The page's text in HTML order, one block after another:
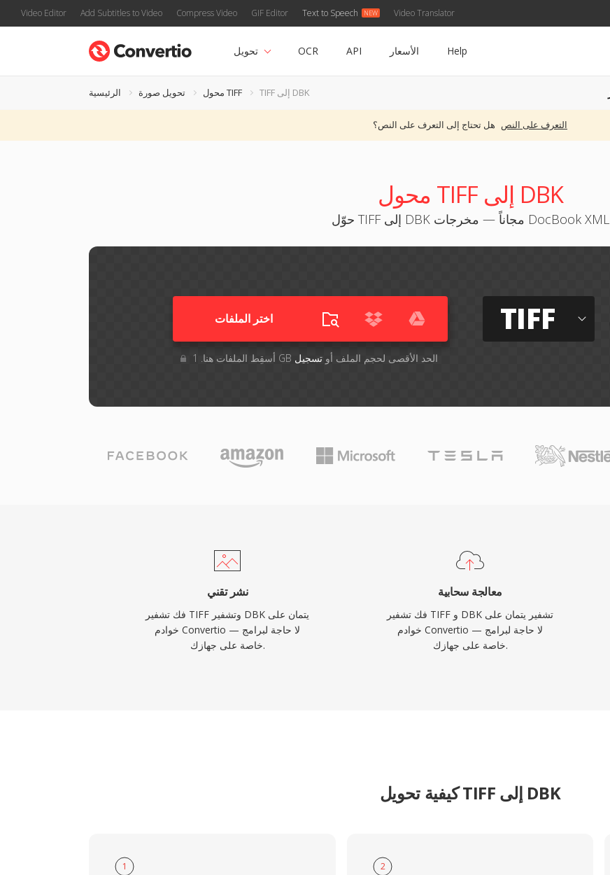
Video Editor Add Subtitles to Video Compress Video GIF Editor Text to Speech Video Translator
تحويل OCR API الأسعار Help
الرئيسية تحويل صورة محول TIFF TIFF إلى DBK
هل تحتاج إلى التعرف على النص؟ التعرف على النص
محول TIFF إلى DBK
حوّل TIFF إلى DBK مجاناً — مخرجات DocBook XML
اختر الملفات
أسقِط الملفات هنا. 1 GB الحد الأقصى لحجم الملف أوتسجيل
TIFF
نشر تقني
فك تشفير TIFF وتشفير DBK يتمان على
خوادم Convertio — لا حاجة لبرامج
خاصة على جهازك.
معالجة سحابية
فك تشفير TIFF و DBK تشفير يتمان على
خوادم Convertio — لا حاجة لبرامج
خاصة على جهازك.
كيفية تحويل TIFF إلى DBK
1 2